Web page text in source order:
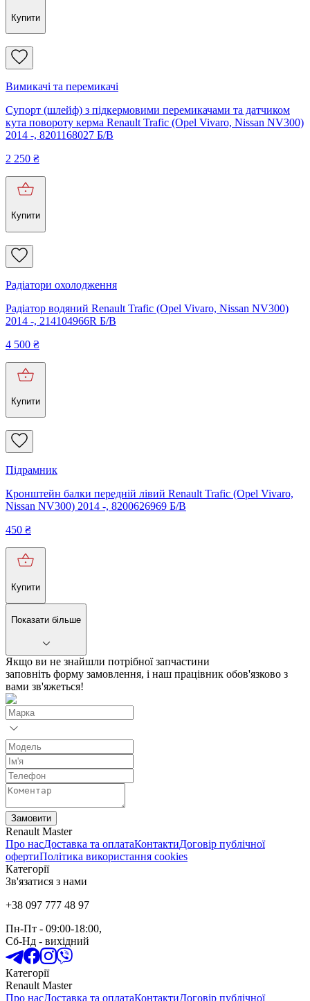
Купити
Вимикачі та перемикачі
Супорт (шлейф) з підкермовими перемикачами та датчиком
кута повороту керма Renault Trafic (Opel Vivaro, Nissan NV300)
2014 -, 8201168027 Б/В
2 250 ₴
Купити
Радіатори охолодження
Радіатор водяний Renault Trafic (Opel Vivaro, Nissan NV300)
2014 -, 214104966R Б/В
4 500 ₴
Купити
Підрамник
Кронштейн балки передній лівий Renault Trafic (Opel Vivaro,
Nissan NV300) 2014 -, 8200626969 Б/В
450 ₴
Купити
Показати більше
Якщо ви не знайшли потрібної запчастини
заповніть форму замовлення, і наш працівник обов'язково з
вами зв'яжеться!
Замовити
Renault Master
Про насДоставка та оплатаКонтактиДоговір публічної
офертиПолітика використання cookies
Категорії
Зв'язатися з нами
+38 097 777 48 97
Пн-Пт - 09:00-18:00,
Сб-Нд - вихідний
Категорії
Renault Master
Про насДоставка та оплатаКонтактиДоговір публічної